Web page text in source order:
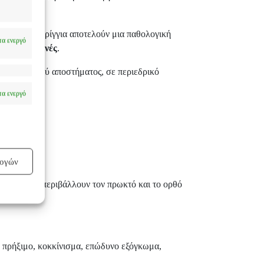
ενεργό
ενεργό
συρίγγια αποτελούν μια παθολογική
φλεγμονές.
αποστήματος, σε περιεδρικό
που περιβάλλουν τον πρωκτό και το ορθό
κοκκίνισμα, επώδυνο εξόγκωμα,